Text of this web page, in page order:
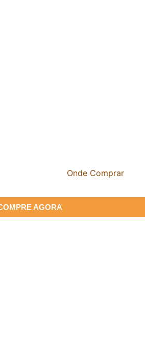
Onde Comprar
AGORA